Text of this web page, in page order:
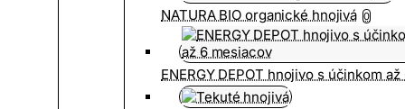
NATURA BIO organické hnojivá 0
ENERGY DEPOT hnojivo s účinkom